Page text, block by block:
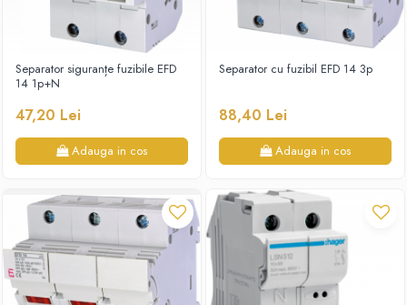
Separator siguranțe fuzibile EFD
14 1p+N
47,20 Lei
Adauga in cos
Separator cu fuzibil EFD 14 3p
88,40 Lei
Adauga in cos